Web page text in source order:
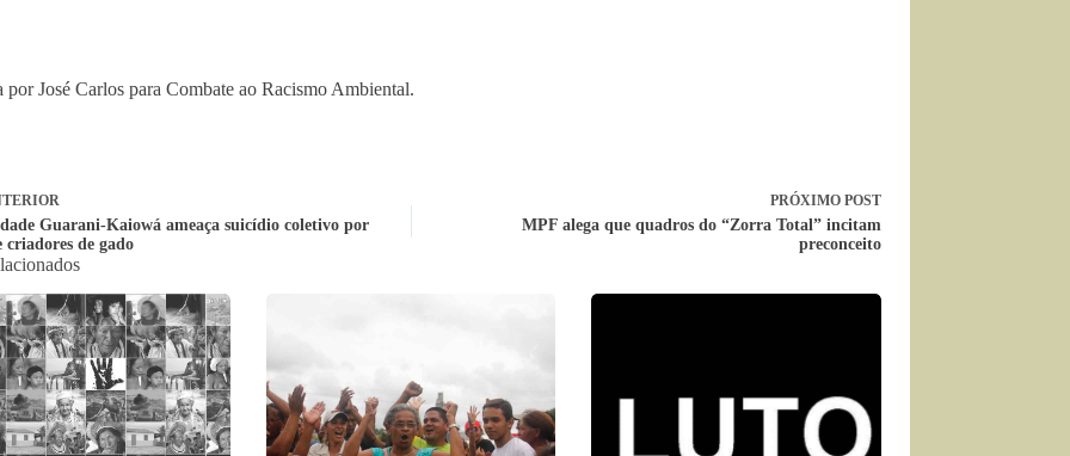
por José Carlos para Combate ao Racismo Ambiental.
Guarani-Kaiowá ameaça suicídio coletivo por
criadores de gado
PRÓXIMO POST
MPF alega que quadros do “Zorra Total” incitam
preconceito